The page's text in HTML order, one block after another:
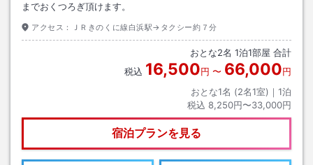
までおくつろぎ頂けます。
アクセス： ＪＲきのくに線白浜駅→タクシー約７分
おとな2名 1泊1部屋 合計
税込 16,500円 〜 66,000円
おとな1名 (2名1室)｜ 1泊
税込 8,250円〜33,000円
宿泊プランを見る